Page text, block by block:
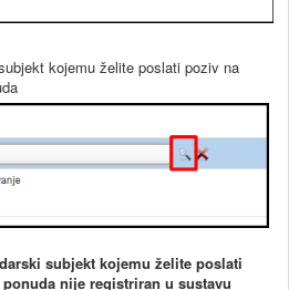
kojemu želite poslati poziv na
subjekt kojemu želite poslati
nije registriran u sustavu